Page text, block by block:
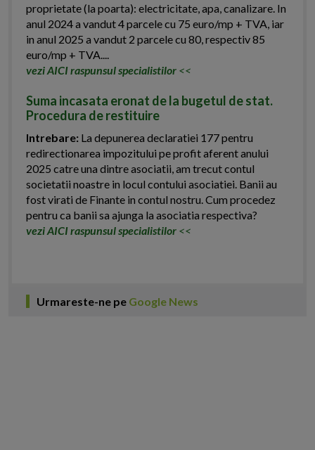
proprietate (la poarta): electricitate, apa, canalizare. In
anul 2024 a vandut 4 parcele cu 75 euro/mp + TVA, iar
in anul 2025 a vandut 2 parcele cu 80, respectiv 85
euro/mp + TVA....
vezi AICI raspunsul specialistilor <<
Suma incasata eronat de la bugetul de stat.
Procedura de restituire
Intrebare: La depunerea declaratiei 177 pentru
redirectionarea impozitului pe profit aferent anului
2025 catre una dintre asociatii, am trecut contul
societatii noastre in locul contului asociatiei. Banii au
fost virati de Finante in contul nostru. Cum procedez
pentru ca banii sa ajunga la asociatia respectiva?
vezi AICI raspunsul specialistilor <<
Urmareste-ne pe Google News